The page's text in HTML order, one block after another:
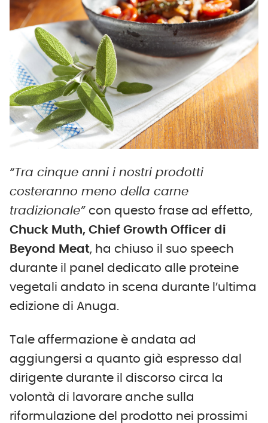
“Tra cinque anni i nostri prodotti
costeranno meno della carne
tradizionale” con questo frase ad effetto,
Chuck Muth, Chief Growth Officer di
Beyond Meat, ha chiuso il suo speech
durante il panel dedicato alle proteine
vegetali andato in scena durante l’ultima
edizione di Anuga.
Tale affermazione è andata ad
aggiungersi a quanto già espresso dal
dirigente durante il discorso circa la
volontà di lavorare anche sulla
riformulazione del prodotto nei prossimi